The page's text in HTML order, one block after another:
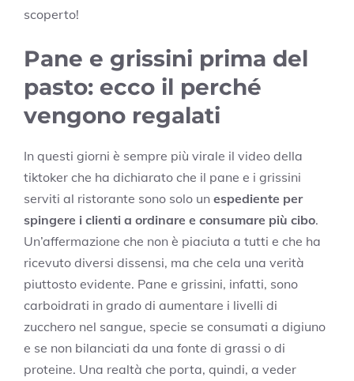
scoperto!
Pane e grissini prima del
pasto: ecco il perché
vengono regalati
In questi giorni è sempre più virale il video della
tiktoker che ha dichiarato che il pane e i grissini
serviti al ristorante sono solo un espediente per
spingere i clienti a ordinare e consumare più cibo.
Un’affermazione che non è piaciuta a tutti e che ha
ricevuto diversi dissensi, ma che cela una verità
piuttosto evidente. Pane e grissini, infatti, sono
carboidrati in grado di aumentare i livelli di
zucchero nel sangue, specie se consumati a digiuno
e se non bilanciati da una fonte di grassi o di
proteine. Una realtà che porta, quindi, a veder